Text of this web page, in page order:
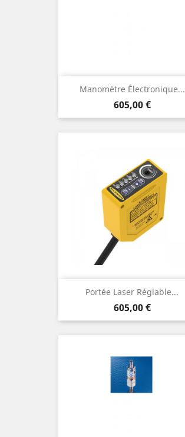
Manomètre Électronique...
Prix
605,00 €
Portée Laser Réglable...
Prix
605,00 €